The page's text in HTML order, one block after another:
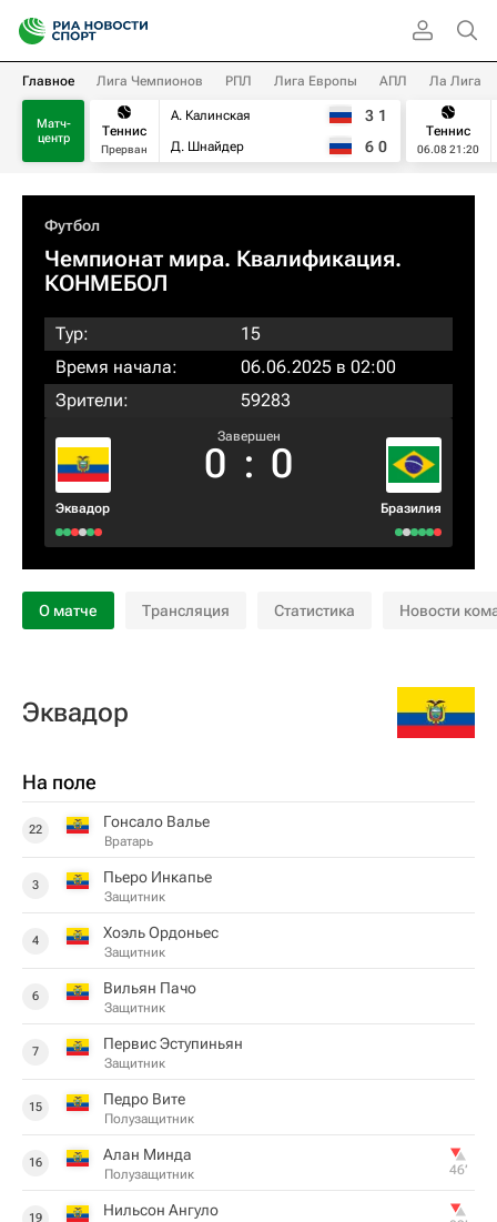
Главное Лига Чемпионов РПЛ Лига Европы АПЛ Ла Лига
Матч-
центр
Теннис
Прерван
А. Калинская
Д. Шнайдер
3 1
6 0
Теннис
06.08 21:20
Футбол
Чемпионат мира. Квалификация.
КОНМЕБОЛ
Тур:
15
Время начала:
06.06.2025 в 02:00
Зрители:
59283
Эквадор
Завершен
0 : 0
Бразилия
О матче Трансляция Статистика Новости
Эквадор
На поле
22 Гонсало Валье
Вратарь
3 Пьеро Инкапье
Защитник
4 Хоэль Ордоньес
Защитник
6 Вильян Пачо
Защитник
7 Первис Эступиньян
Защитник
15 Педро Вите
Полузащитник
16 Алан Минда
Полузащитник 46‎’‎
19 Нильсон Ангуло